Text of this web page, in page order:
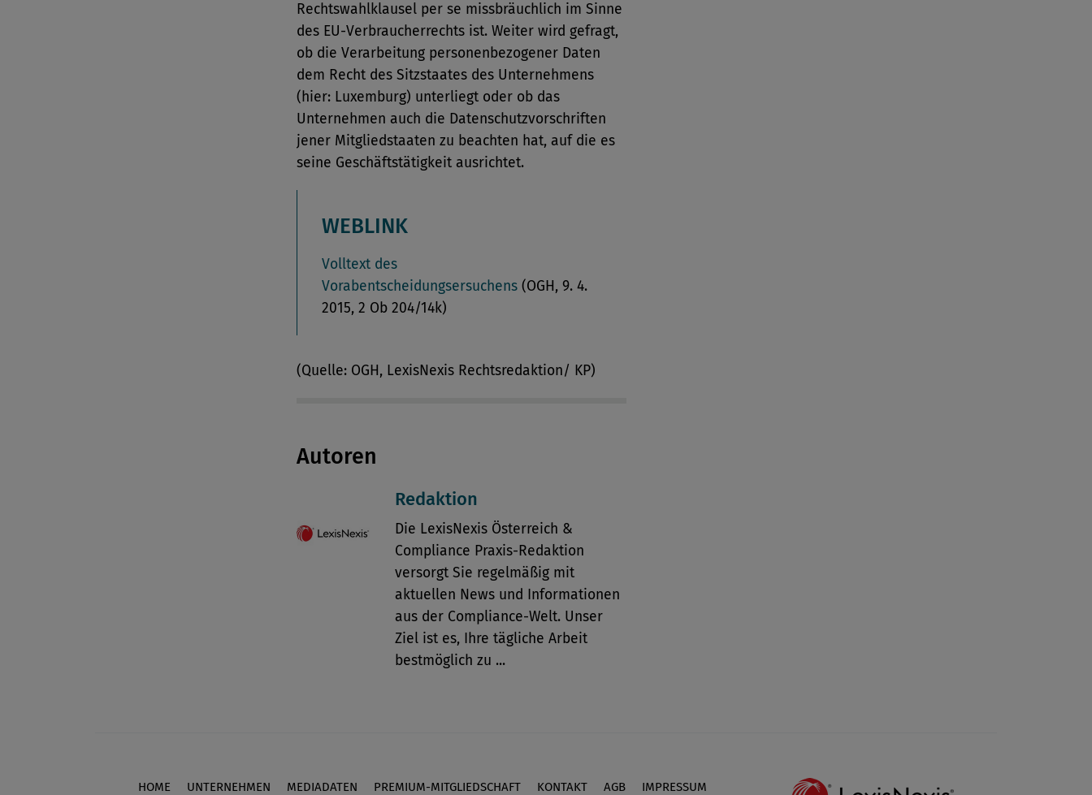
Rechtswahlklausel per se missbräuchlich im Sinne
des EU-Verbraucherrechts ist. Weiter wird gefragt,
ob die Verarbeitung personenbezogener Daten
dem Recht des Sitzstaates des Unternehmens
(hier: Luxemburg) unterliegt oder ob das
Unternehmen auch die Datenschutzvorschriften
jener Mitgliedstaaten zu beachten hat, auf die es
seine Geschäftstätigkeit ausrichtet.
WEBLINK
Volltext des
Vorabentscheidungsersuchens (OGH, 9. 4.
2015, 2 Ob 204/14k)
(Quelle: OGH, LexisNexis Rechtsredaktion/ KP)
Autoren
Redaktion
Die LexisNexis Österreich &
Compliance Praxis-Redaktion
versorgt Sie regelmäßig mit
aktuellen News und Informationen
aus der Compliance-Welt. Unser
Ziel ist es, Ihre tägliche Arbeit
bestmöglich zu ...
Footer
HOME UNTERNEHMEN MEDIADATEN PREMIUM-MITGLIEDSCHAFT KONTAKT AGB IMPRESSUM